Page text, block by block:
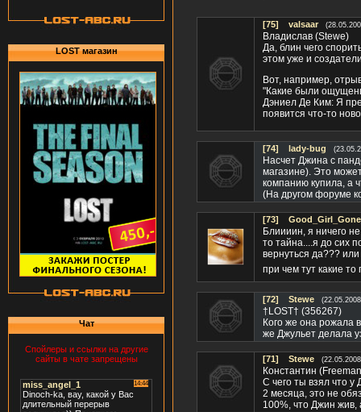
LOST магазин
Чат
Спойлеры и ссылки на другие
сайты в чате запрещены
[75] valsaar
Владислав (Stewe)
Да, блин чего
этом уже и
Вот, например,
"Какие были
Дэниел Де Ким: Я
появится что-то
[74] lady-bug
Насчет Джина с
магазине). Это
компанию купила, а
(На другом форуме
[73]
Блиииин, я ничего
то тайна....я до сих
вернуться да???
при чем тут какие
[72] Stewe
†LOST† (356267)
Кого же она рожала
же Джульет делала
[71] Stewe
Константин
С чего ты взял что
2 месяца, это не
100%, что Джин